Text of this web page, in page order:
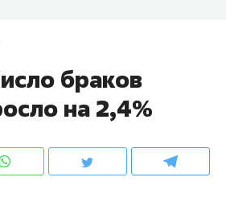
браков
на 2,4%